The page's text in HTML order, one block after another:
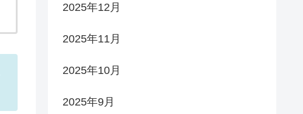
2025年12月
2025年11月
2025年10月
2025年9月